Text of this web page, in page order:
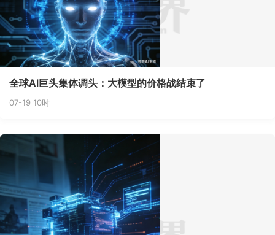
全球AI巨头集体调头：大模型的价格战结束了
07-19 10时